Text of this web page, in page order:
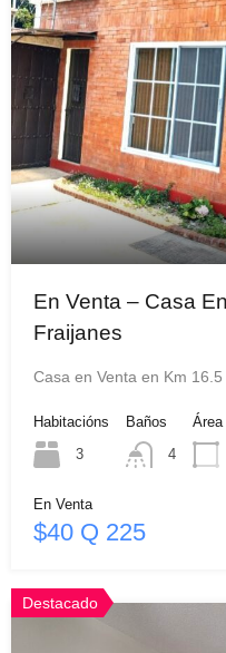
En Venta – Casa
Fraijanes
Casa en Venta en Km
Habitacións
3
Baños
4
Área
En Venta
$40 Q 225
Destacado